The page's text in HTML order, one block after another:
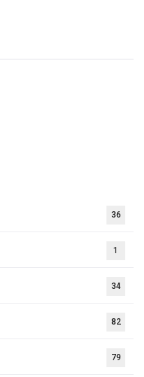
36
1
34
82
79